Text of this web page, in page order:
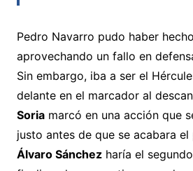
Pedro Navarro pudo haber
aprovechando un fallo en
Sin embargo, iba a ser el
delante en el marcador al
Soriamarcó en una acción que
justo antes de que se acabara
Álvaro Sánchezharía el